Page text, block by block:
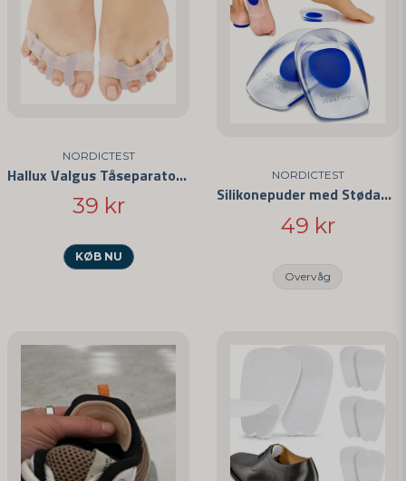
NORDICTEST
Hallux Valgus Tåseparatorer
39 kr
KØB NU
NORDICTEST
Silikonepuder med Stødabsorbering
49 kr
Overvåg